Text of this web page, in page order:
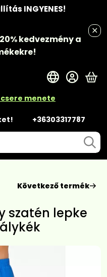
INGYENES!
20% kedvezménya
csere menete
+36303317787
A
Következő termék
szatén lepke